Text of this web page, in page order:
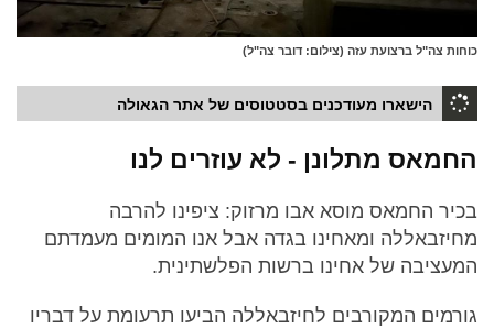
כוחות צה"ל ברצועת עזה (צילום: דובר צה"ל)
הישארו מעודכנים בסטטוסים של אתר הגאולה
החמאס מתלונן - לא עוזרים לנו
בכיר החמאס מוסא אבו מרזוק: ציפינו להרבה
מחיזבאללה ומאחינו בגדה אבל אנו המומים מעמדתם
המעציבה של אחינו ברשות הפלשתינית.
גורמים המקורבים לחיזבאללה הביעו תרעומת על דבריו